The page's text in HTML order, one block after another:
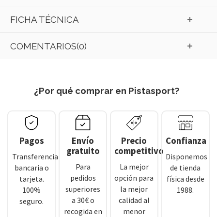
FICHA TÉCNICA
COMENTARIOS(0)
¿Por qué comprar en Pistasport?
Pagos
Transferencia
bancaria o
tarjeta.
100%
seguro.
Envío
gratuito
Para
pedidos
superiores
a 30€ o
recogida en
Precio
competitivo
La mejor
opción para
la mejor
calidad al
menor
Confianza
Disponemos
de tienda
física desde
1988.